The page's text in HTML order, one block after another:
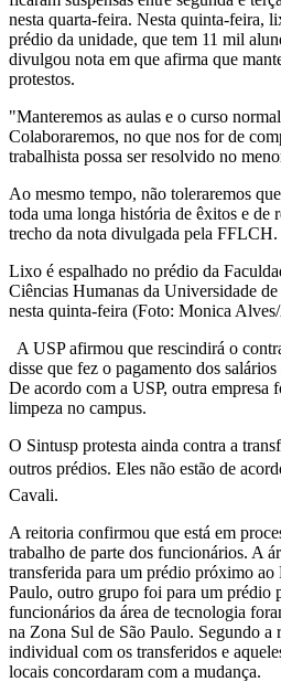
nesta quarta-feira. Nesta quinta-feira,
prédio da unidade, que tem 11 mil
divulgou nota em que afirma que
protestos.
"Manteremos as aulas e o curso
Colaboraremos, no que nos for de
trabalhista possa ser resolvido no
Ao mesmo tempo, não toleraremos
toda uma longa história de êxitos e
trecho da nota divulgada pela FFLCH.
Lixo é espalhado no prédio da
Ciências Humanas da Universidade
nesta quinta-feira (Foto: Monica
A USP afirmou que rescindirá o
disse que fez o pagamento dos
De acordo com a USP, outra empresa
limpeza no campus.
O Sintusp protesta ainda contra a
outros prédios. Eles não estão de
Cavali.
A reitoria confirmou que está em
trabalho de parte dos funcionários. A
transferida para um prédio próximo
Paulo, outro grupo foi para um prédio
funcionários da área de tecnologia
na Zona Sul de São Paulo. Segundo
individual com os transferidos e
locais concordaram com a mudança.